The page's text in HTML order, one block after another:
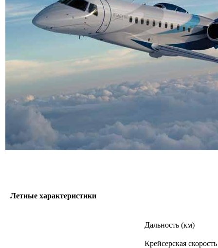
Летные характеристики
Дальность (км)
Крейсерская